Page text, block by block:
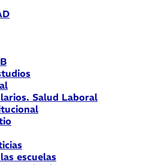
Salud Laboral
escuelas